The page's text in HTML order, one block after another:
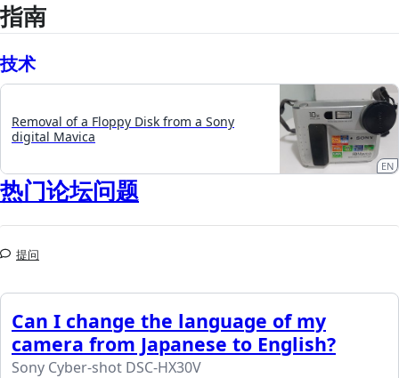
指南
技术
Removal of a Floppy Disk from a Sony
digital Mavica
EN
热门论坛问题
提问
Can I change the language of my
camera from Japanese to English?
Sony Cyber-shot DSC-HX30V